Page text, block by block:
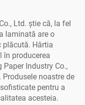
Ltd. știe că, la fel
laminată are o
plăcută. Hârtia
în producerea
Industry Co.,
noastre de
pentru a
acesteia.